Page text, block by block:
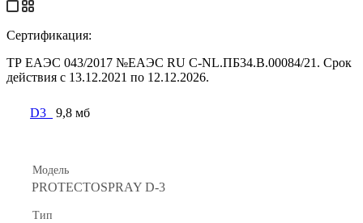
Сертификация:
ТР ЕАЭС 043/2017 №ЕАЭС RU C-NL.ПБ34.В.00084/21. Срок
действия с 13.12.2021 по 12.12.2026.
D3_ 9,8 мб
Модель
PROTECTOSPRAY D-3
Тип